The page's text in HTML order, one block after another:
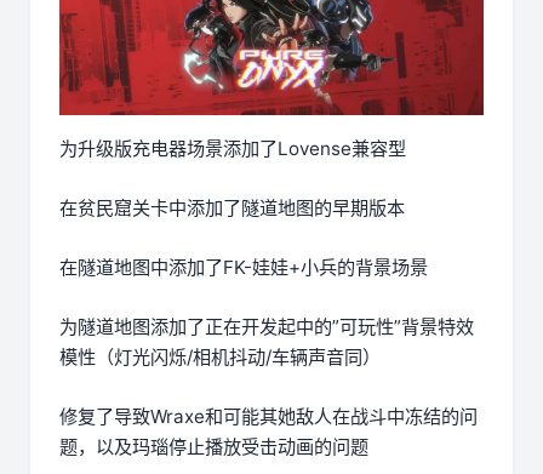
为升级版充电器场景添加了Lovense兼容型
在贫民窟关卡中添加了隧道地图的早期版本
在隧道地图中添加了FK-娃娃+小兵的背景场景
为隧道地图添加了正在开发起中的”可玩性”背景特效
模性（灯光闪烁/相机抖动/车辆声音同）
修复了导致Wraxe和可能其她敌人在战斗中冻结的问
题，以及玛瑙停止播放受击动画的问题